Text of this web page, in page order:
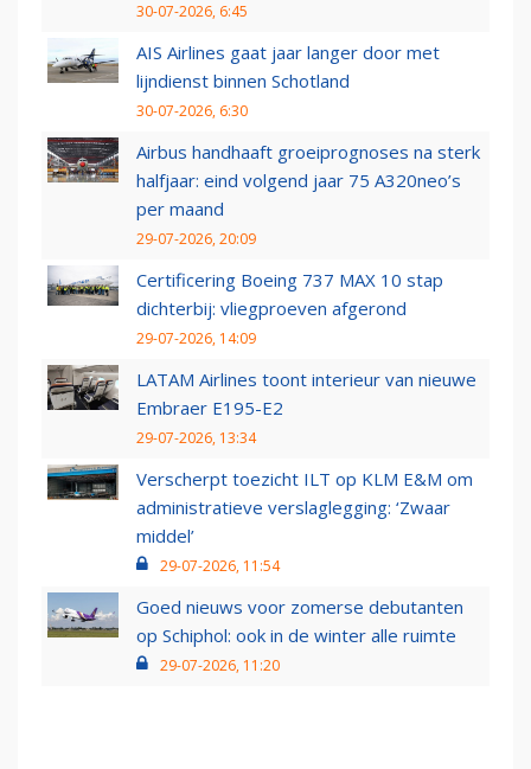
30-07-2026, 6:45
AIS Airlines gaat jaar langer door met
lijndienst binnen Schotland
30-07-2026, 6:30
Airbus handhaaft groeiprognoses na sterk
halfjaar: eind volgend jaar 75 A320neo’s
per maand
29-07-2026, 20:09
Certificering Boeing 737 MAX 10 stap
dichterbij: vliegproeven afgerond
29-07-2026, 14:09
LATAM Airlines toont interieur van nieuwe
Embraer E195-E2
29-07-2026, 13:34
Verscherpt toezicht ILT op KLM E&M om
administratieve verslaglegging: ‘Zwaar
middel’
29-07-2026, 11:54
Goed nieuws voor zomerse debutanten
op Schiphol: ook in de winter alle ruimte
29-07-2026, 11:20